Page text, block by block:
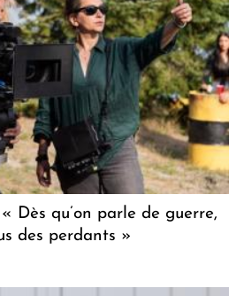
Dès qu’on parle de guerre,
des perdants »